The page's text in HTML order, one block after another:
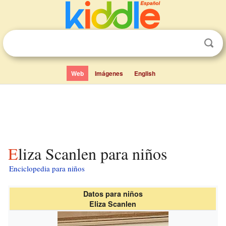
Web Imágenes English
Eliza Scanlen para niños
Enciclopedia para niños
Datos para niños
Eliza Scanlen